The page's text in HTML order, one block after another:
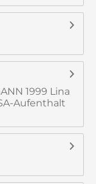
1999 Lina
Aufenthalt